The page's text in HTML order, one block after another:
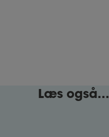
Læs også...